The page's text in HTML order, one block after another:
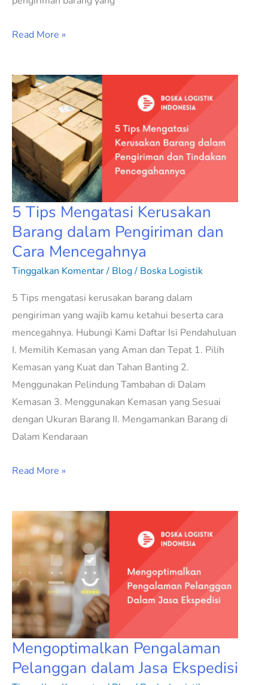
Read More »
5 Tips Mengatasi Kerusakan
Barang dalam Pengiriman dan
Cara Mencegahnya
Tinggalkan Komentar/ Blog/ Boska Logistik
5 Tips mengatasi kerusakan barang dalam
pengiriman yang wajib kamu ketahui beserta cara
mencegahnya. Hubungi Kami Daftar Isi Pendahuluan
I. Memilih Kemasan yang Aman dan Tepat 1. Pilih
Kemasan yang Kuat dan Tahan Banting 2.
Menggunakan Pelindung Tambahan di Dalam
Kemasan 3. Menggunakan Kemasan yang Sesuai
dengan Ukuran Barang II. Mengamankan Barang di
Dalam Kendaraan
5
Tips
Mengatasi
Kerusakan
Barang
dalam
Pengiriman
dan
Cara
Mencegahnya
Read More »
Mengoptimalkan Pengalaman
Pelanggan dalam Jasa Ekspedisi
Mengoptimalkan
Pengalaman
Pelanggan
dalam
Jasa
Ekspedisi